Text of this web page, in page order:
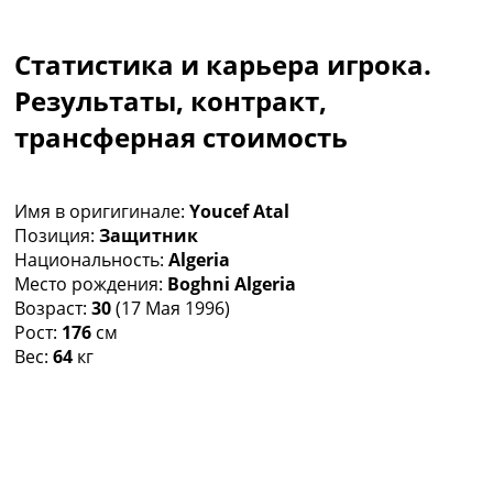
Чемпионат Мира
Украина. Премьер-Лига
Украина. Первая Лига
Лига Чемпионов
Другие Турниры >>>
Таблицы
Таблицы групп Чемпионата Мира
Украина. Премьер-Лига
Украина. Первая Лига
Лига Чемпионов. Таблицы групп
Статистика и карьера игрока.
Результаты, контракт,
трансферная стоимость
Имя в оригигинале: Youcef Atal
Позиция: Защитник
Национальность: Algeria
Место рождения: Boghni Algeria
Возраст: 30(17 Мая 1996)
Рост: 176 см
Вес: 64 кг